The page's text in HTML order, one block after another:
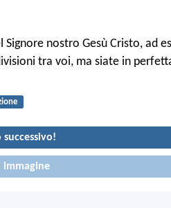
nostro Gesù Cristo, ad
tra voi, ma siate in
successivo!
immagine